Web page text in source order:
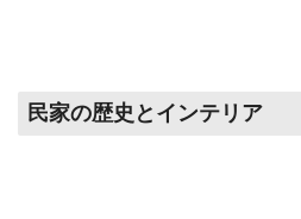
民家の歴史とインテリア